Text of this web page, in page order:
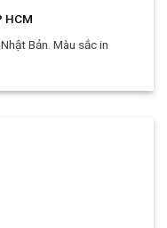
HCM
Bản. Màu sắc in